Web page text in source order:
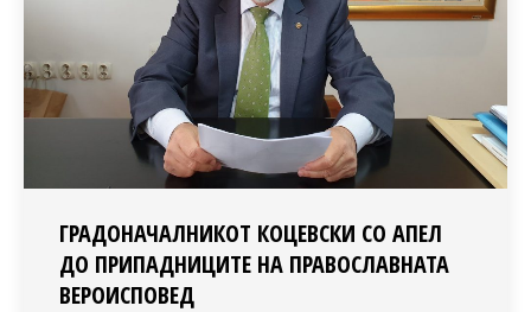
ГРАДОНАЧАЛНИКОТ КОЦЕВСКИ СО АПЕЛ
ДО ПРИПАДНИЦИТЕ НА ПРАВОСЛАВНАТА
ВЕРОИСПОВЕД